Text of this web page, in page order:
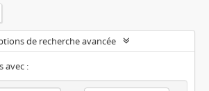
de recherche avancée
avec :